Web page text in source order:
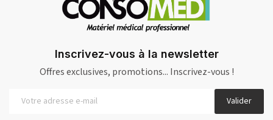
Inscrivez-vous à la newsletter
Offres exclusives, promotions... Inscrivez-vous !
Valider